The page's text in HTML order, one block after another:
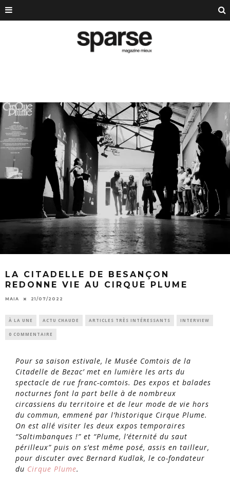
LA CITADELLE DE BESANÇON
REDONNE VIE AU CIRQUE PLUME
MAIA 21/07/2022
À LA UNE ACTU CHAUDE ARTICLES TRÈS INTÉRESSANTS INTERVIEW
0 COMMENTAIRE
Pour sa saison estivale, le Musée Comtois de la
Citadelle de Bezac’ met en lumière les arts du
spectacle de rue franc-comtois. Des expos et balades
nocturnes font la part belle à de nombreux
circassiens du territoire et de leur mode de vie hors
du commun, emmené par l’historique Cirque Plume.
On est allé visiter les deux expos temporaires
“Saltimbanques !” et “Plume, l’éternité du saut
périlleux” puis on s’est même posé, assis en tailleur,
pour discuter avec Bernard Kudlak, le co-fondateur
du Cirque Plume.